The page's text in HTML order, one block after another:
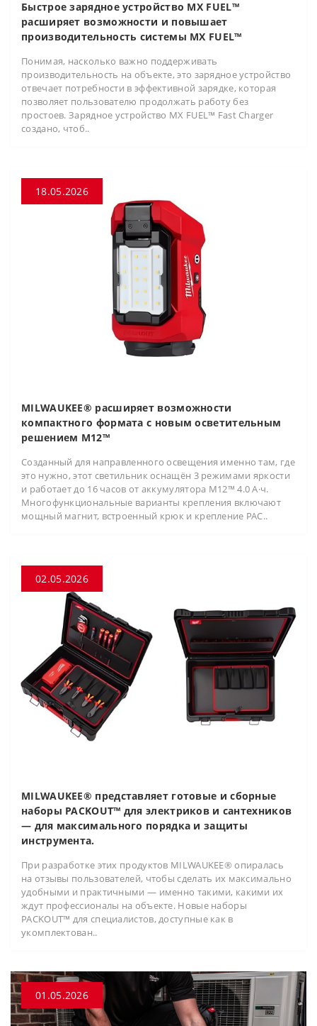
Быстрое зарядное устройство MX FUEL™
расширяет возможности и повышает
производительность системы MX FUEL™
Понимая, насколько важно поддерживать
производительность на объекте, это зарядное устройство
отвечает потребности в эффективной зарядке, которая
позволяет пользователю продолжать работу без
простоев. Зарядное устройство MX FUEL™ Fast Charger
создано, чтоб..
18.05.2026
MILWAUKEE® расширяет возможности
компактного формата с новым осветительным
решением M12™
Созданный для направленного освещения именно там, где
это нужно, этот светильник оснащён 3 режимами яркости
и работает до 16 часов от аккумулятора M12™ 4.0 А·ч.
Многофункциональные варианты крепления включают
мощный магнит, встроенный крюк и крепление PAC..
02.05.2026
MILWAUKEE® представляет готовые и сборные
наборы PACKOUT™ для электриков и сантехников
— для максимального порядка и защиты
инструмента.
При разработке этих продуктов MILWAUKEE® опиралась
на отзывы пользователей, чтобы сделать их максимально
удобными и практичными — именно такими, какими их
ждут профессионалы на объекте. Новые наборы
PACKOUT™ для специалистов, доступные как в
укомплектован..
01.05.2026